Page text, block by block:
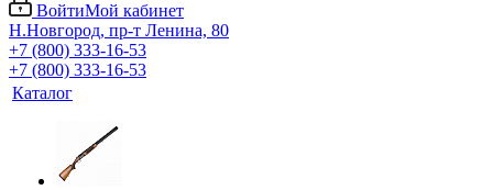
ВойтиМой кабинет
Н.Новгород, пр-т Ленина, 80
+7 (800) 333-16-53
+7 (800) 333-16-53
Каталог